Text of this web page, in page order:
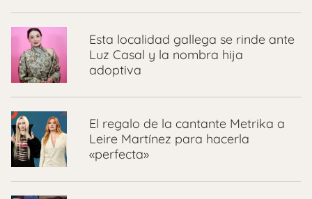
Esta localidad gallega se rinde ante
Luz Casal y la nombra hija
adoptiva
El regalo de la cantante Metrika a
Leire Martínez para hacerla
«perfecta»